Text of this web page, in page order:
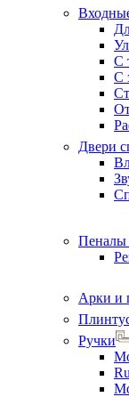
С
С
Двери
Пеналы
Арки и
Ручки